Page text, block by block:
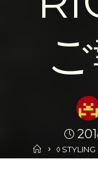
Home
◊ STYLING